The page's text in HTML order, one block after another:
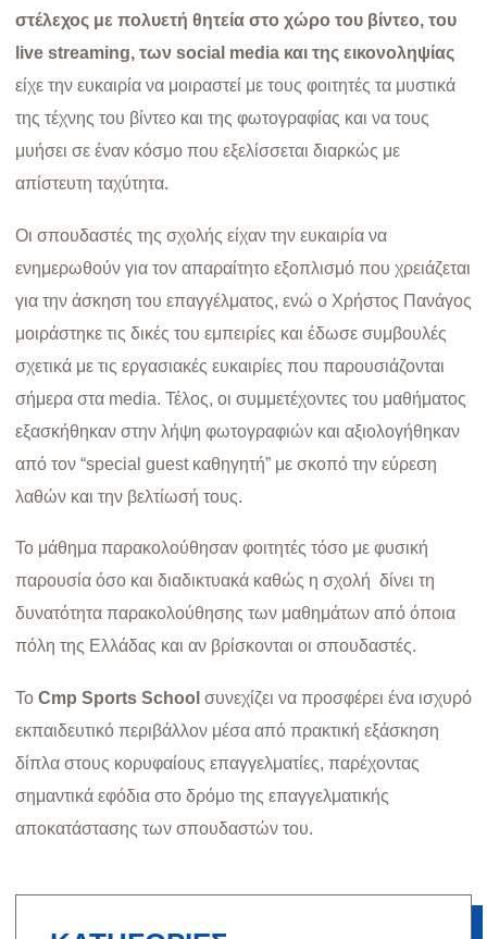
στέλεχος με πολυετή θητεία στο χώρο του βίντεο, του
live streaming, των social media και της εικονοληψίας
είχε την ευκαιρία να μοιραστεί με τους φοιτητές τα μυστικά
της τέχνης του βίντεο και της φωτογραφίας και να τους
μυήσει σε έναν κόσμο που εξελίσσεται διαρκώς με
απίστευτη ταχύτητα.
Οι σπουδαστές της σχολής είχαν την ευκαιρία να
ενημερωθούν για τον απαραίτητο εξοπλισμό που χρειάζεται
για την άσκηση του επαγγέλματος, ενώ ο Χρήστος Πανάγος
μοιράστηκε τις δικές του εμπειρίες και έδωσε συμβουλές
σχετικά με τις εργασιακές ευκαιρίες που παρουσιάζονται
σήμερα στα media. Τέλος, οι συμμετέχοντες του μαθήματος
εξασκήθηκαν στην λήψη φωτογραφιών και αξιολογήθηκαν
από τον “special guest καθηγητή” με σκοπό την εύρεση
λαθών και την βελτίωσή τους.
Το μάθημα παρακολούθησαν φοιτητές τόσο με φυσική
παρουσία όσο και διαδικτυακά καθώς η σχολή δίνει τη
δυνατότητα παρακολούθησης των μαθημάτων από όποια
πόλη της Ελλάδας και αν βρίσκονται οι σπουδαστές.
Το Cmp Sports School συνεχίζει να προσφέρει ένα ισχυρό
εκπαιδευτικό περιβάλλον μέσα από πρακτική εξάσκηση
δίπλα στους κορυφαίους επαγγελματίες, παρέχοντας
σημαντικά εφόδια στο δρόμο της επαγγελματικής
αποκατάστασης των σπουδαστών του.